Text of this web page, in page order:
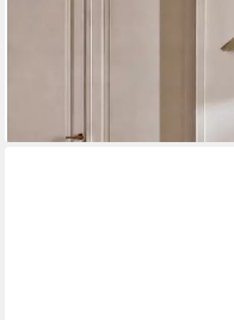
Stühle - Moderner
lieferbar - in 3-4 Werktagen bei